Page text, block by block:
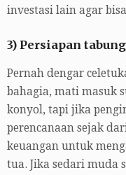
investasi lain agar
3) Persiapan
Pernah dengar
bahagia, mati masuk
konyol, tapi jika
perencanaan sejak
keuangan untuk
tua. Jika sedari muda